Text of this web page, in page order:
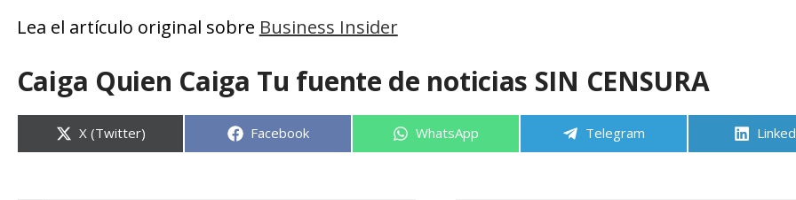
Lea el artículo original sobre Business Insider
Caiga Quien Caiga Tu fuente de noticias SIN CENSURA
Compartir
en
X (Twitter) Compartir
Facebook Compartir
WhatsApp Compartir
Telegram